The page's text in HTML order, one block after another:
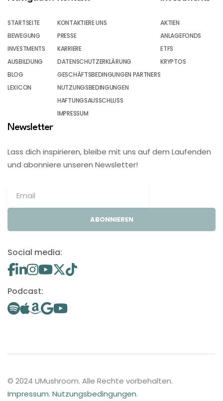
STARTSEITE
BEWEGUNG
INVESTMENTS
AUSBILDUNG
BLOG
LEXICON
KONTAKTIERE UNS
PRESSE
KARRIERE
DATENSCHUTZERKLÄRUNG
GESCHÄFTSBEDINGUNGEN PARTNERS
NUTZUNGSBEDINGUNGEN
HAFTUNGSAUSSCHLUSS
IMPRESSUM
AKTIEN
ANLAGEFONDS
ETFS
KRYPTOS
Newsletter
Lass dich inspirieren, bleibe mit uns auf dem Laufenden
und abonniere unseren Newsletter!
ABONNIEREN
Social media:
Podcast:
© 2024 UMushroom. Alle Rechte vorbehalten.
Impressum. Nutzungsbedingungen.